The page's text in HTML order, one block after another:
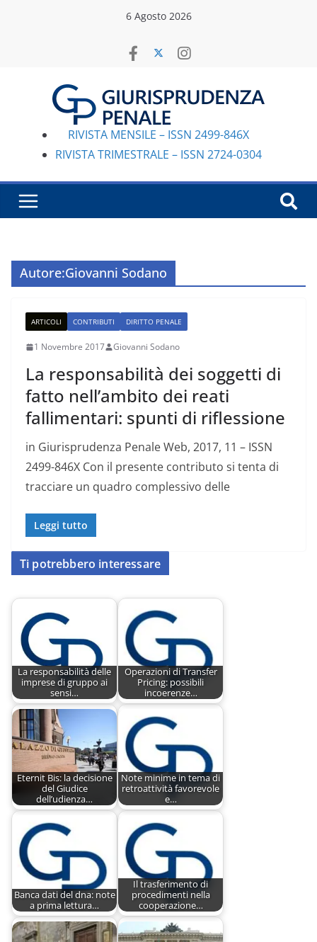
6 Agosto 2026
RIVISTA MENSILE – ISSN 2499-846X
RIVISTA TRIMESTRALE – ISSN 2724-0304
Autore:Giovanni Sodano
ARTICOLI CONTRIBUTI DIRITTO PENALE
1 Novembre 2017 Giovanni Sodano
La responsabilità dei soggetti di
fatto nell’ambito dei reati
fallimentari: spunti di riflessione
in Giurisprudenza Penale Web, 2017, 11 – ISSN
2499-846X Con il presente contributo si tenta di
tracciare un quadro complessivo delle
Leggi tutto
Ti potrebbero interessare
La responsabilità delle
imprese di gruppo ai
sensi…
Operazioni di Transfer
Pricing: possibili
incoerenze…
Eternit Bis: la decisione
del Giudice
dell’udienza…
Note minime in tema di
retroattività favorevole
e…
Banca dati del dna: note
a prima lettura…
Il trasferimento di
procedimenti nella
cooperazione…